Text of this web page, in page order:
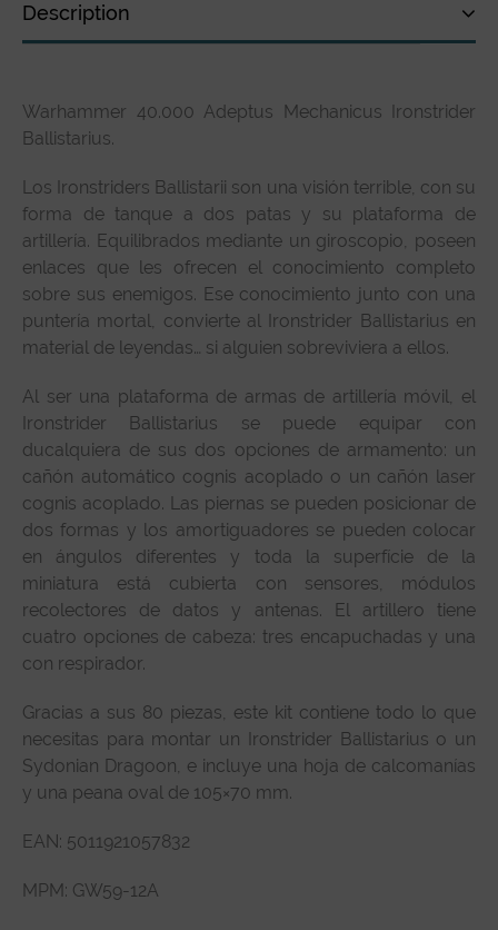
Description
Technical specifications
Warhammer 40.000 Adeptus Mechanicus Ironstrider
Ballistarius.
Los Ironstriders Ballistarii son una visión terrible, con su
forma de tanque a dos patas y su plataforma de
artillería. Equilibrados mediante un giroscopio, poseen
enlaces que les ofrecen el conocimiento completo
sobre sus enemigos. Ese conocimiento junto con una
puntería mortal, convierte al Ironstrider Ballistarius en
material de leyendas… si alguien sobreviviera a ellos.
Al ser una plataforma de armas de artillería móvil, el
Ironstrider Ballistarius se puede equipar con
ducalquiera de sus dos opciones de armamento: un
cañón automático cognis acoplado o un cañón laser
cognis acoplado. Las piernas se pueden posicionar de
dos formas y los amortiguadores se pueden colocar
en ángulos diferentes y toda la superfície de la
miniatura está cubierta con sensores, módulos
recolectores de datos y antenas. El artillero tiene
cuatro opciones de cabeza: tres encapuchadas y una
con respirador.
Gracias a sus 80 piezas, este kit contiene todo lo que
necesitas para montar un Ironstrider Ballistarius o un
Sydonian Dragoon, e incluye una hoja de calcomanías
y una peana oval de 105×70 mm.
EAN: 5011921057832
MPM: GW59-12A